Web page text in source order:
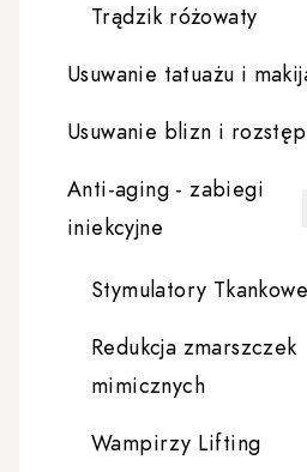
Trądzik różowaty
Usuwanie tatuażu i
Usuwanie blizn i
Anti-aging - zabiegi
iniekcyjne
Stymulatory Tkankowe
Redukcja zmarszczek
mimicznych
Wampirzy Lifting